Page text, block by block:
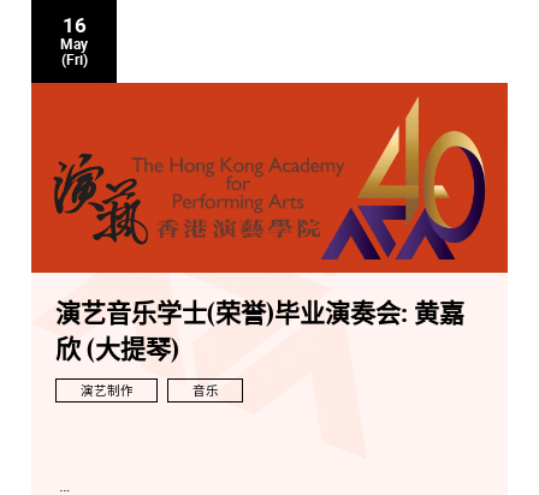
16
May
(Fri)
演艺音乐学士(荣誉)毕业演奏会: 黄嘉
欣 (大提琴)
演艺制作 音乐